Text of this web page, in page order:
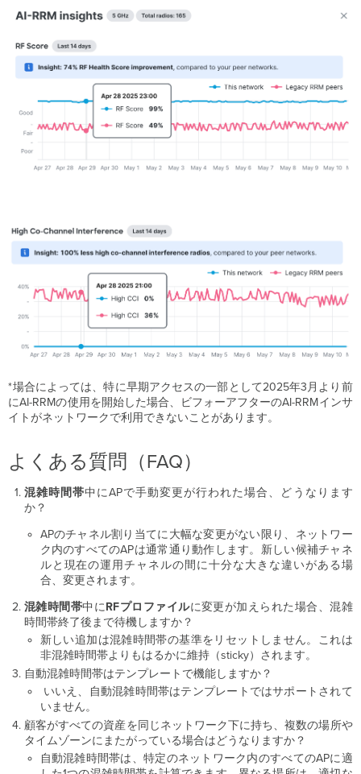
*場合によっては、特に早期アクセスの一部として2025年3月より前
にAI-RRMの使用を開始した場合、ビフォーアフターのAI-RRMインサ
イトがネットワークで利用できないことがあります。
よくある質問（FAQ）
混雑時間帯中にAPで手動変更が行われた場合、どうなります
か？
APのチャネル割り当てに大幅な変更がない限り、ネットワー
ク内のすべてのAPは通常通り動作します。新しい候補チャネ
ルと現在の運用チャネルの間に十分な大きな違いがある場
合、変更されます。
混雑時間帯中にRFプロファイルに変更が加えられた場合、混雑
時間帯終了後まで待機しますか？
新しい追加は混雑時間帯の基準をリセットしません。これは
非混雑時間帯よりもはるかに維持（sticky）されます。
自動混雑時間帯はテンプレートで機能しますか？
いいえ、自動混雑時間帯はテンプレートではサポートされて
いません。
顧客がすべての資産を同じネットワーク下に持ち、複数の場所や
タイムゾーンにまたがっている場合はどうなりますか？
自動混雑時間帯は、特定のネットワーク内のすべてのAPに適